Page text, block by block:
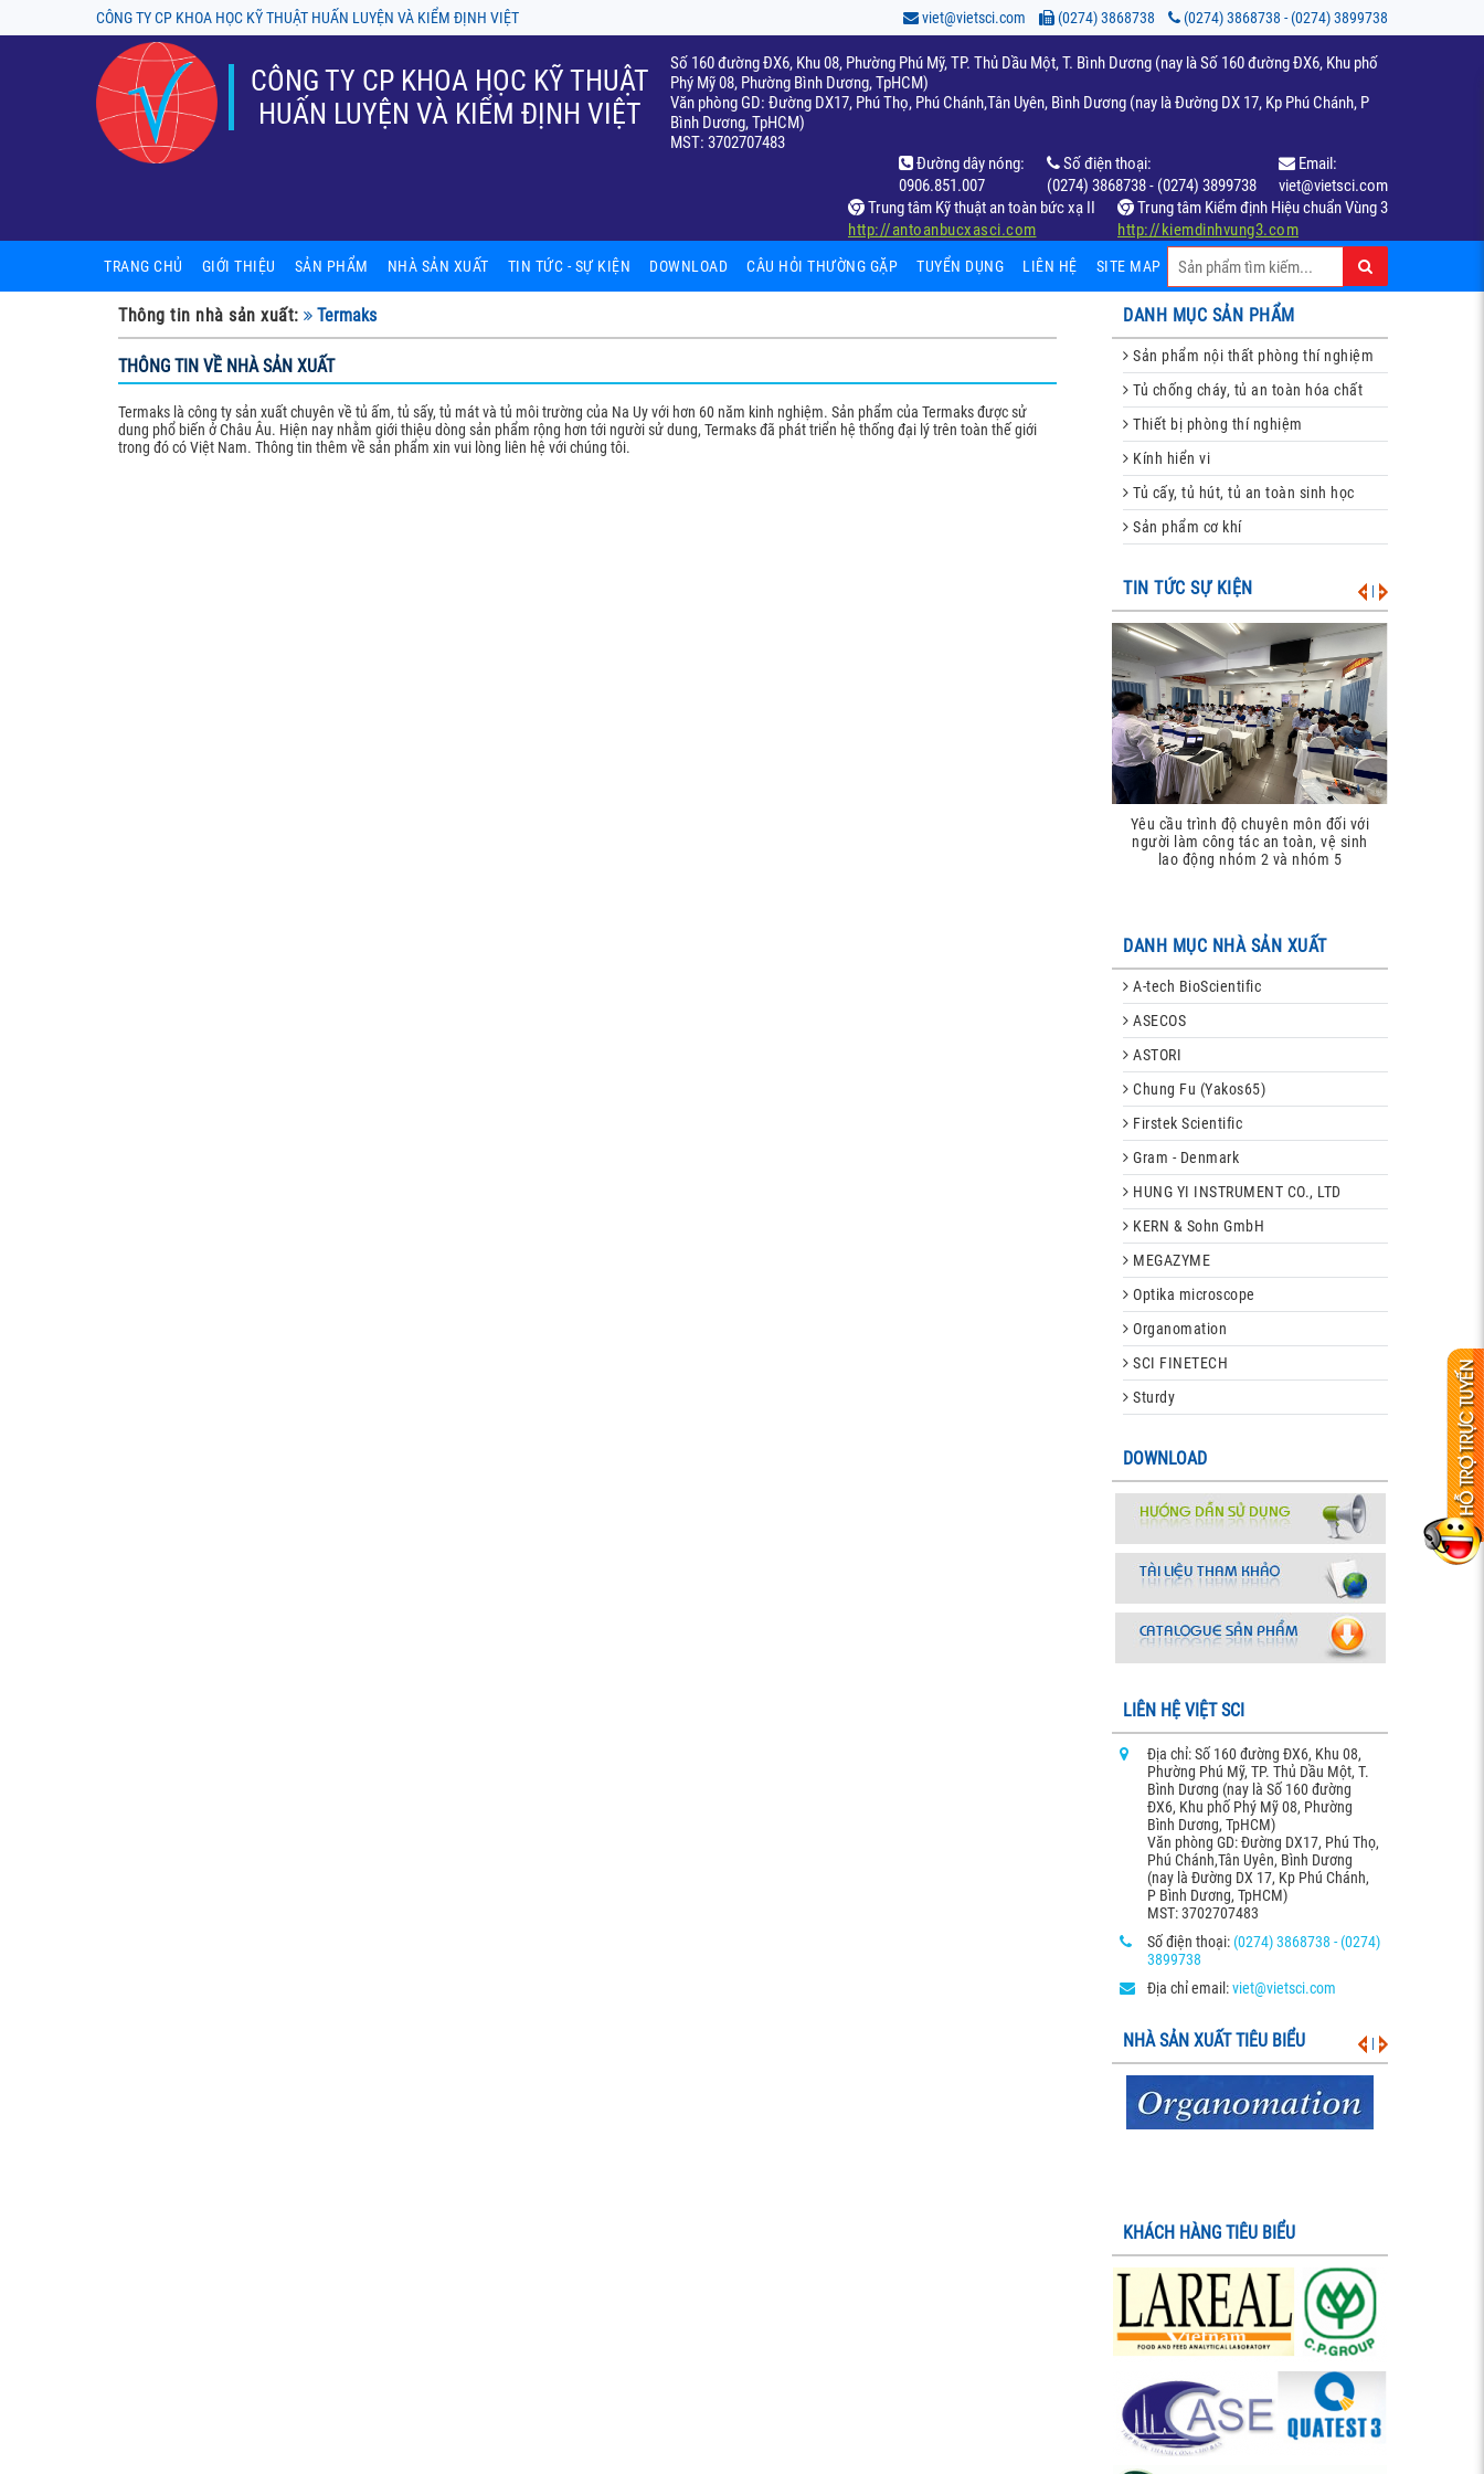
CÔNG TY CP KHOA HỌC KỸ THUẬT HUẤN LUYỆN VÀ KIỂM ĐỊNH VIỆT (0274) 3868738 - (0274) 3899738
(0274) 3868738
viet@vietsci.com
CÔNG TY CP KHOA HỌC KỸ THUẬT
HUẤN LUYỆN VÀ KIỂM ĐỊNH VIỆT
Số 160 đường ĐX6, Khu 08, Phường Phú Mỹ, TP. Thủ Dầu Một, T. Bình Dương (nay là Số 160 đường ĐX6, Khu phố
Phý Mỹ 08, Phường Bình Dương, TpHCM)
Văn phòng GD: Đường DX17, Phú Thọ, Phú Chánh,Tân Uyên, Bình Dương (nay là Đường DX 17, Kp Phú Chánh, P
Bình Dương, TpHCM)
MST: 3702707483
Email:
viet@vietsci.com
Số điện thoại:
(0274) 3868738 - (0274) 3899738
Đường dây nóng:
0906.851.007
Trung tâm Kiểm định Hiệu chuẩn Vùng 3
http://kiemdinhvung3.com
Trung tâm Kỹ thuật an toàn bức xạ II
http://antoanbucxasci.com
TRANG CHỦ GIỚI THIỆU SẢN PHẨM
Sản phẩm nội thất phòng thí nghiệm
Tủ chống cháy, tủ an toàn hóa chất
Kính hiển vi
NHÀ SẢN XUẤT
Chung Fu (Yakos65)
TIN TỨC - SỰ KIỆN DOWNLOAD CÂU HỎI THƯỜNG GẶP TUYỂN DỤNG LIÊN HỆ SITE MAP
Thông tin nhà sản xuất: Termaks
THÔNG TIN VỀ NHÀ SẢN XUẤT
Termaks là công ty sản xuất chuyên về tủ ấm, tủ sấy, tủ mát và tủ môi trường của Na Uy với hơn 60 năm kinh nghiệm. Sản phẩm của Termaks được sử
dung phổ biến ở Châu Âu. Hiện nay nhằm giới thiệu dòng sản phẩm rộng hơn tới người sử dung, Termaks đã phát triển hệ thống đại lý trên toàn thế giới
trong đó có Việt Nam. Thông tin thêm về sản phẩm xin vui lòng liên hệ với chúng tôi.
DANH MỤC SẢN PHẨM
Sản phẩm nội thất phòng thí nghiệm
Tủ chống cháy, tủ an toàn hóa chất
Thiết bị phòng thí nghiệm
Kính hiển vi
Tủ cấy, tủ hút, tủ an toàn sinh học
Sản phẩm cơ khí
TIN TỨC SỰ KIỆN
Yêu cầu trình độ chuyên môn đối với
người làm công tác an toàn, vệ sinh
lao động nhóm 2 và nhóm 5
DANH MỤC NHÀ SẢN XUẤT
A-tech BioScientific
ASECOS
ASTORI
Chung Fu (Yakos65)
Firstek Scientific
Gram - Denmark
HUNG YI INSTRUMENT CO., LTD
KERN & Sohn GmbH
MEGAZYME
Optika microscope
Organomation
SCI FINETECH
Sturdy
DOWNLOAD
LIÊN HỆ VIỆT SCI
Địa chỉ: Số 160 đường ĐX6, Khu 08,
Phường Phú Mỹ, TP. Thủ Dầu Một, T.
Bình Dương (nay là Số 160 đường
ĐX6, Khu phố Phý Mỹ 08, Phường
Bình Dương, TpHCM)
Văn phòng GD: Đường DX17, Phú Thọ,
Phú Chánh,Tân Uyên, Bình Dương
(nay là Đường DX 17, Kp Phú Chánh,
P Bình Dương, TpHCM)
MST: 3702707483
Số điện thoại: (0274) 3868738 - (0274)
3899738
Địa chỉ email:viet@vietsci.com
NHÀ SẢN XUẤT TIÊU BIỂU
KHÁCH HÀNG TIÊU BIỂU